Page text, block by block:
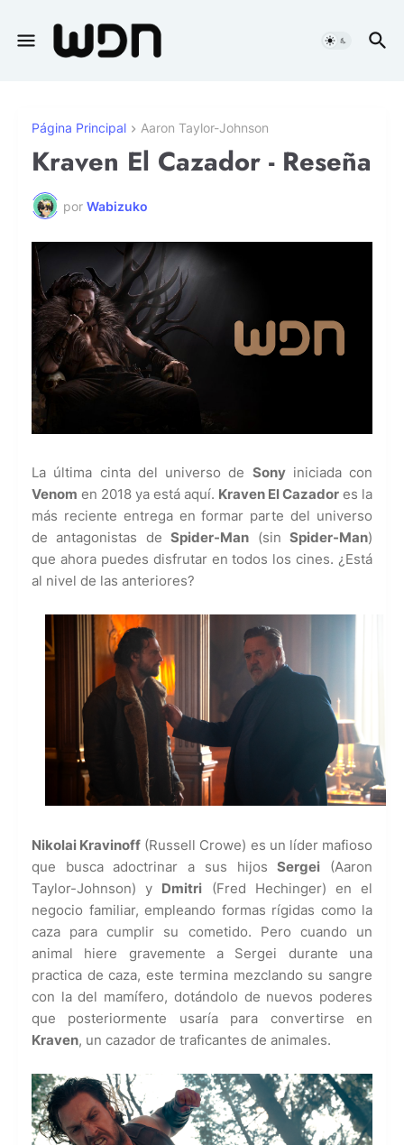
Página Principal Aaron Taylor-Johnson
Kraven El Cazador - Reseña
por Wabizuko
La última cinta del universo de Sonyiniciada con
Venom en 2018 ya está aquí. Kraven El Cazador es la
más reciente entrega en formar parte del universo
de antagonistas deSpider-Man (sinSpider-Man)
que ahora puedes disfrutar en todos los cines. ¿Está
al nivel de las anteriores?
Nikolai Kravinoff (Russell Crowe) es un líder mafioso
que busca adoctrinar a sus hijosSergei (Aaron
Taylor-Johnson) y Dmitri (Fred Hechinger) en el
negocio familiar, empleando formas rígidas como la
caza para cumplir su cometido. Pero cuando un
animal hiere gravemente a Sergei durante una
practica de caza, este termina mezclando su sangre
con la del mamífero, dotándolo de nuevos poderes
que posteriormente usaría para convertirse en
Kraven, un cazador de traficantes de animales.